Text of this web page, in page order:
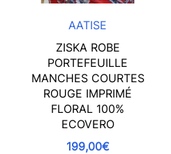
AATISE
ZISKA ROBE
PORTEFEUILLE
MANCHES COURTES
ROUGE IMPRIMÉ
FLORAL 100%
ECOVERO
199,00€